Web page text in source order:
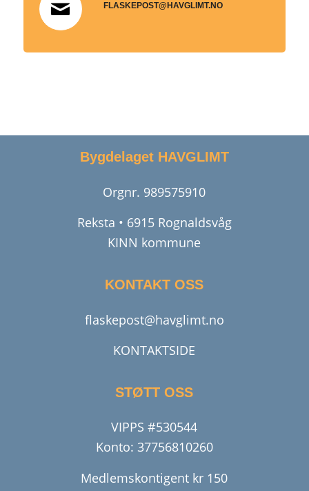
FLASKEPOST@HAVGLIMT.NO
Bygdelaget HAVGLIMT
Orgnr. 989575910
Reksta • 6915 Rognaldsvåg
KINN kommune
KONTAKT OSS
flaskepost@havglimt.no
KONTAKTSIDE
STØTT OSS
VIPPS #530544
Konto: 37756810260
Medlemskontigent kr 150